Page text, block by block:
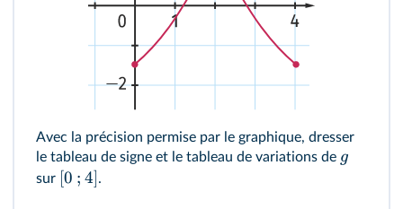
Avec la précision permise par le graphique, dresser
le tableau de signe et le tableau de variations de g
sur [0 ; 4].